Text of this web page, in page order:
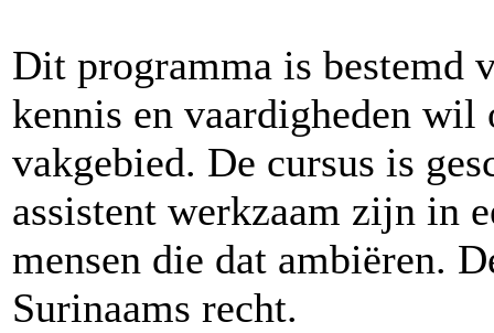
Dit programma is bestemd
kennis en vaardigheden
vakgebied. De cursus is
assistent werkzaam zijn in
mensen die dat ambiëren.
Surinaams recht.